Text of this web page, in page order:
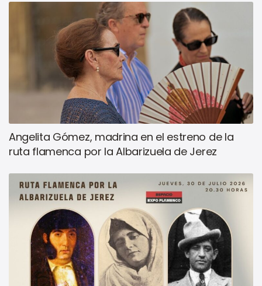
Angelita Gómez, madrina en el estreno de la
ruta flamenca por la Albarizuela de Jerez